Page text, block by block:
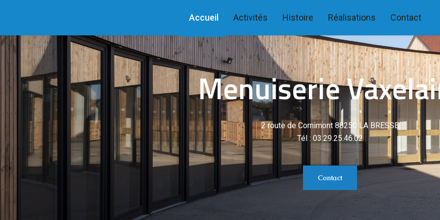
Accueil Activités Histoire Réalisations Contact
Menuiserie
2 route de Cornimont 88250 LA BRESSE
Tél : 03.29.25.46.02
Contact